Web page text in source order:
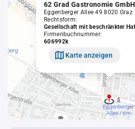
62 Grad Gastronomie GmbH
Eggenberger Allee 49 8020 Graz
Rechtsform:
Gesellschaft mit beschränkter
Firmenbuchnummer:
606992k
Karte anzeigen